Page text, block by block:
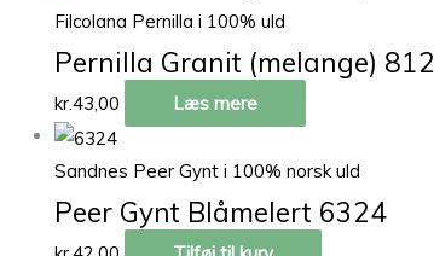
Filcolana Pernilla i 100% uld
Pernilla Granit (melange) 812
kr.43,00 Læs mere
Sandnes Peer Gynt i 100% norsk uld
Peer Gynt Blåmelert 6324